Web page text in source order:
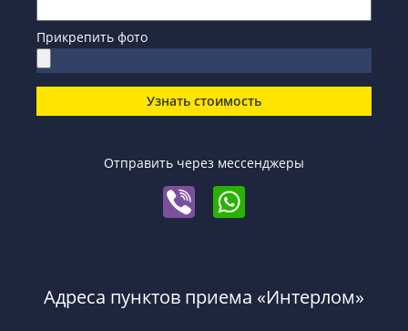
Прикрепить фото
Узнать стоимость
Отправить через мессенджеры
Адреса пунктов приема «Интерлом»